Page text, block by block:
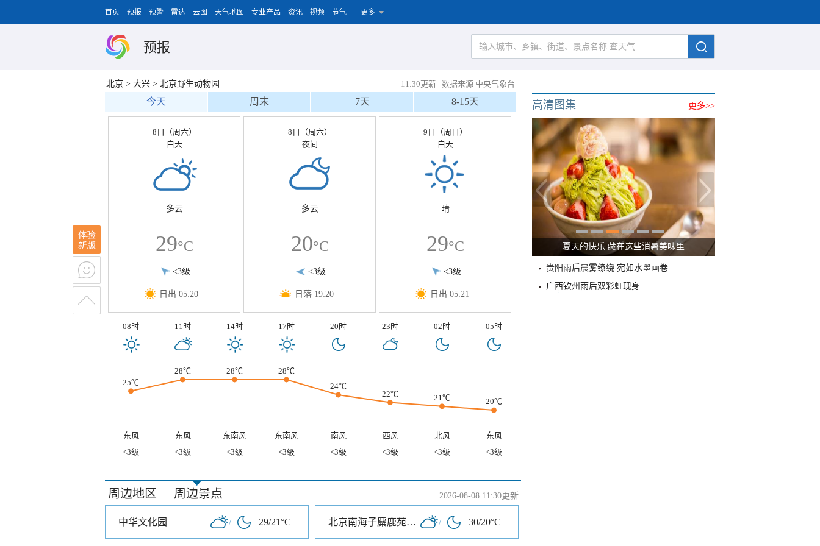
首页 预报 预警 雷达 云图 天气地图 专业产品 资讯 视频 节气 更多
预报
北京 > 大兴 > 北京野生动物园 11:30更新 | 数据来源 中央气象台
今天 周末 7天 8-15天
8日（周六）
白天
多云
29°C
<3级
日出 05:20
8日（周六）
夜间
多云
20°C
<3级
日落 19:20
9日（周日）
白天
晴
29°C
<3级
日出 05:21
08时 11时 14时 17时 20时 23时 02时 05时
25℃
28℃ 28℃
28℃
24℃
22℃
21℃ 20℃
东风 东风 东南风 东南风 南风 西风 北风
东风
<3级
<3级 <3级 <3级 <3级 <3级 <3级 <3级
周边地区 | 周边景点 2026-08-08 11:30更新
中华文化园 / 29/21°C 北京南海子麋鹿苑博物馆 / 30/20°C
更多>>
高清图集
夏天的快乐 藏在这些消暑美味里
贵阳雨后晨雾缭绕 宛如水墨画卷
广西钦州雨后双彩虹现身